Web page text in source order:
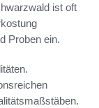
ist oft
Proben ein.